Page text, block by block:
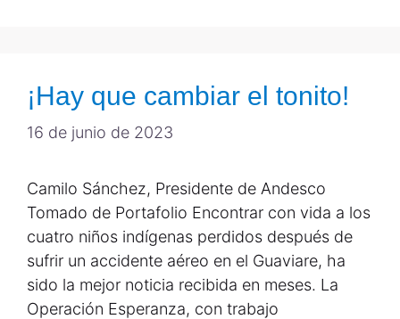
¡Hay que cambiar el tonito!
16 de junio de 2023
Camilo Sánchez, Presidente de Andesco
Tomado de Portafolio Encontrar con vida a los
cuatro niños indígenas perdidos después de
sufrir un accidente aéreo en el Guaviare, ha
sido la mejor noticia recibida en meses. La
Operación Esperanza, con trabajo